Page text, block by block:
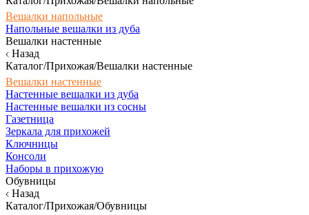
Вешалки напольные
Напольные вешалки из дуба
Вешалки настенные
Назад
Каталог/Прихожая/Вешалки настенные
Вешалки настенные
Настенные вешалки из дуба
Настенные вешалки из сосны
Газетница
Зеркала для прихожей
Ключницы
Консоли
Наборы в прихожую
Обувницы
Назад
Каталог/Прихожая/Обувницы